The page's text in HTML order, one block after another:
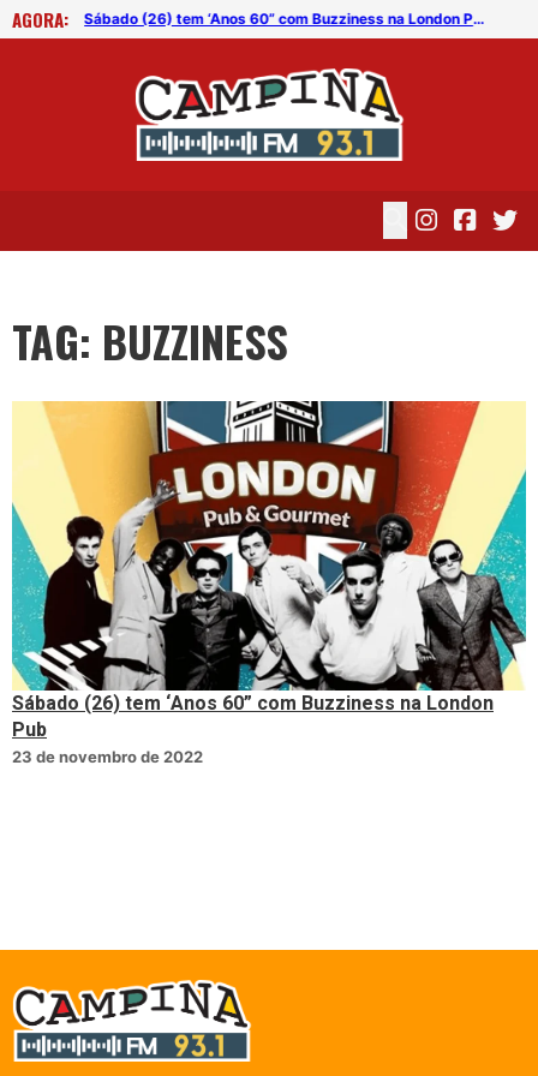
AGORA:
Sábado (26) tem ‘Anos 60” com Buzziness na London Pub Sábado (26) tem ‘Anos 60” com Buzziness na London Pub
TAG: BUZZINESS
Sábado (26) tem ‘Anos 60” com Buzziness na London
Pub
23 de novembro de 2022